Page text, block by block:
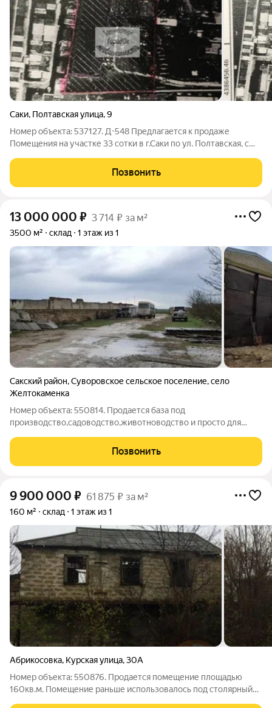
Саки, Полтавская улица,9
Номер объекта: 537127. Д-548 Предлагается к продаже
Помещения на участке 33 сотки в г.Саки по ул. Полтавская, с
расположены строения 903 кв.м. и 347 кв.м. На территории
имеется своя подстанция, что
Позвонить
13 000 000 ₽ 3 714 ₽ за м²
3500 м² склад 1 этаж из 1
Сакский район,Суворовское сельское поселение,село
Желтокаменка
Номер объекта: 550814. Продается база под
производство,садоводство,животноводство и просто для
площадью 0.35 га.На территории находится складское
помещение 680 м2. Находится в собственности. Целевое
Позвонить
9 900 000 ₽ 61 875 ₽ за м²
160 м² склад 1 этаж из 1
Абрикосовка, Курская улица,30А
Номер объекта: 550876. Продается помещение площадью
160кв.м. Помещение раньше использовалось под столярный